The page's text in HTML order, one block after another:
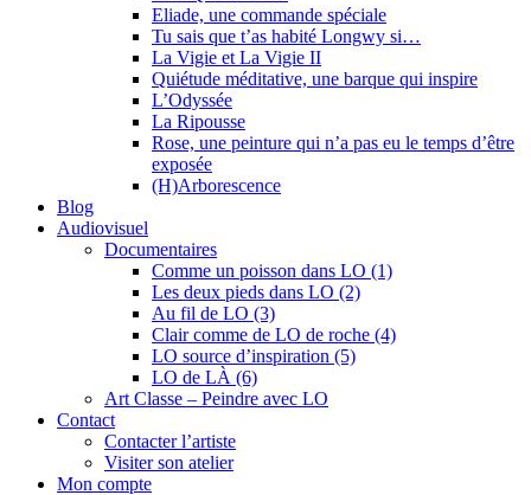
Eliade, une commande spéciale
Tu sais que t’as habité Longwy si…
La Vigie et La Vigie II
Quiétude méditative, une barque qui inspire
L’Odyssée
La Ripousse
Rose, une peinture qui n’a pas eu le temps d’être
exposée
(H)Arborescence
Blog
Audiovisuel
Documentaires
Comme un poisson dans LO (1)
Les deux pieds dans LO (2)
Au fil de LO (3)
Clair comme de LO de roche (4)
LO source d’inspiration (5)
LO de LÀ (6)
Art Classe – Peindre avec LO
Contact
Contacter l’artiste
Visiter son atelier
Mon compte